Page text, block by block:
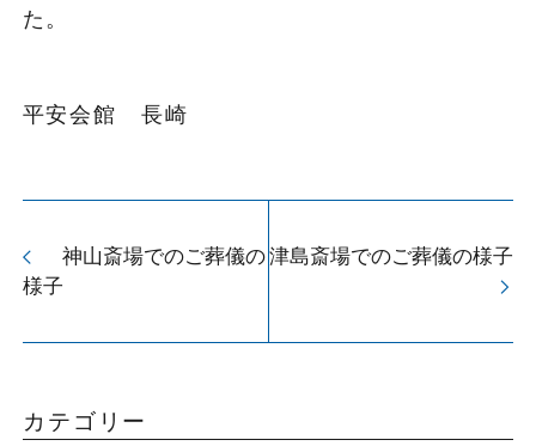
た。
平安会館 長崎
arrow_back_ios
神山斎場でのご葬儀の
様子
津島斎場でのご葬儀の様子
arrow_forward_ios
カテゴリー